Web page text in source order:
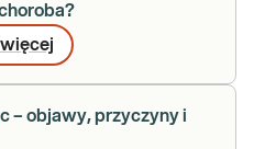
– objawy, przyczyny i